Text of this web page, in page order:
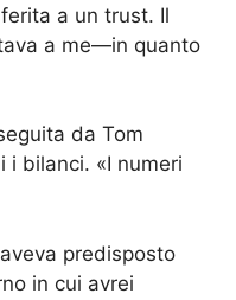
a un trust. Il
a me—in quanto
da Tom
i bilanci. «I numeri
predisposto
in cui avrei